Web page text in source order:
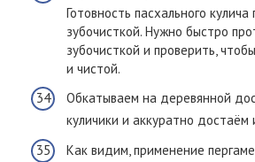
Готовность пасхального
зубочисткой. Нужно быстро
зубочисткой и проверить,
и чистой.
Обкатываем на деревянной
куличики и аккуратно
Как видим, применение